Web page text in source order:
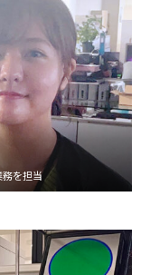
を担当